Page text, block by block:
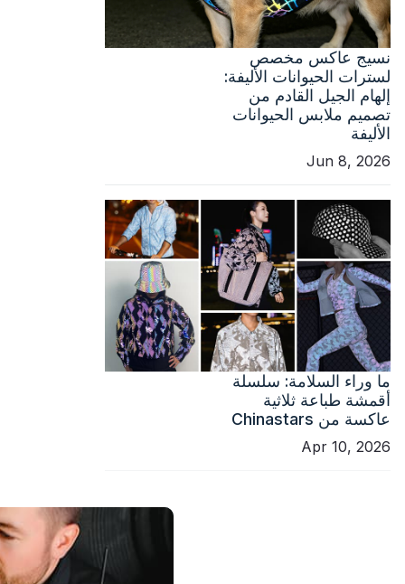
نسيج عاكس مخصص
لسترات الحيوانات الأليفة:
إلهام الجيل القادم من
تصميم ملابس الحيوانات
الأليفة
Jun 8, 2026
ما وراء السلامة: سلسلة
أقمشة طباعة ثلاثية
عاكسة من Chinastars
Apr 10, 2026